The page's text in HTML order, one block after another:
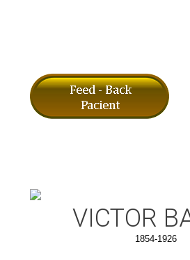
VICTOR
1854-1926